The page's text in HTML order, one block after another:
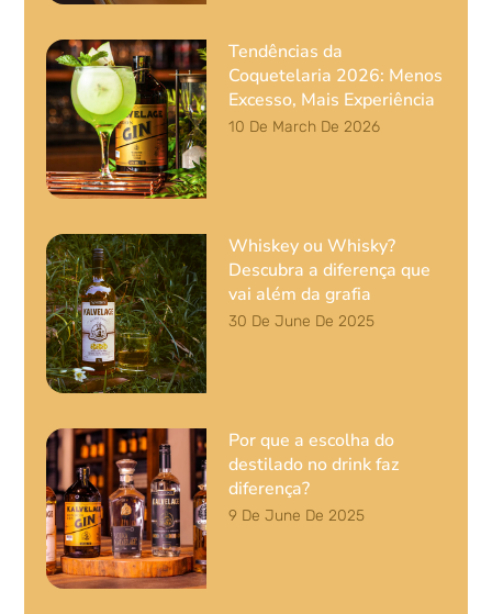
Tendências da
Coquetelaria 2026: Menos
Excesso, Mais Experiência
10 De March De 2026
Whiskey ou Whisky?
Descubra a diferença que
vai além da grafia
30 De June De 2025
Por que a escolha do
destilado no drink faz
diferença?
9 De June De 2025